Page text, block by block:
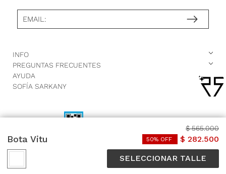
Bota Vitu
$ 565.000
$ 282.500
50% OFF
SELECCIONAR TALLE
EMAIL:
INFO
PREGUNTAS FRECUENTES
AYUDA
SOFÍA SARKANY
© SARKANY. Todos los derechos reservados